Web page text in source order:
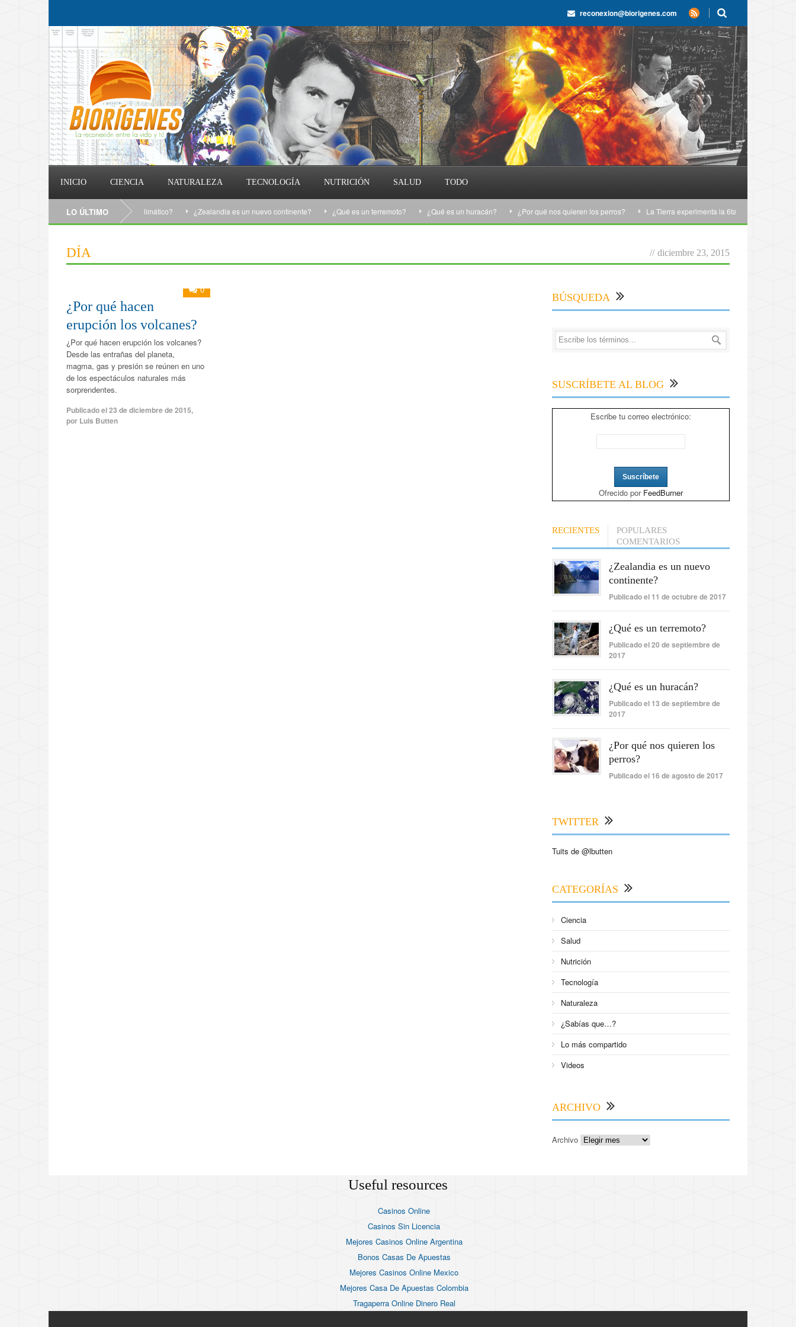
reconexion@biorigenes.com
INICIO CIENCIA NATURALEZA TECNOLOGÍA NUTRICIÓN SALUD TODO
LO ÚLTIMO
¿Qué puedo hacer contra el cambio climático? ¿Zealandia es un nuevo continente? ¿Qué es un terremoto? ¿Qué es un huracán? ¿Por qué nos quieren los perros? La Tierra experimenta la 6ta extinción masiva
DÍA // diciembre 23, 2015
0
¿Por qué hacen
erupción los volcanes?
¿Por qué hacen erupción los volcanes?
Desde las entrañas del planeta,
magma, gas y presión se reúnen en uno
de los espectáculos naturales más
sorprendentes.
Publicado el23 de diciembre de 2015,
por Luis Butten
BÚSQUEDA
SUSCRÍBETE AL BLOG
Escribe tu correo electrónico:
Ofrecido por FeedBurner
RECIENTES
POPULARES
COMENTARIOS
¿Zealandia es un nuevo
continente?
Publicado el 11 de octubre de 2017
¿Qué es un terremoto?
Publicado el 20 de septiembre de
2017
¿Qué es un huracán?
Publicado el 13 de septiembre de
2017
¿Por qué nos quieren los
perros?
Publicado el 16 de agosto de 2017
TWITTER
Tuits de @lbutten
CATEGORÍAS
Ciencia
Salud
Nutrición
Tecnología
Naturaleza
¿Sabías que…?
Lo más compartido
Videos
ARCHIVO
Archivo
Useful resources
Casinos Online
Casinos Sin Licencia
Mejores Casinos Online Argentina
Bonos Casas De Apuestas
Mejores Casinos Online Mexico
Mejores Casa De Apuestas Colombia
Tragaperra Online Dinero Real